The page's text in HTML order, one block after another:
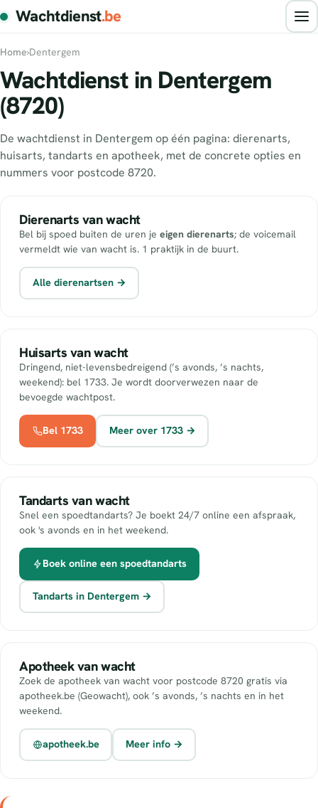
Wachtdienst.be
Home›Dentergem
Wachtdienst in Dentergem
(8720)
De wachtdienst in Dentergem op één pagina: dierenarts,
huisarts, tandarts en apotheek, met de concrete opties en
nummers voor postcode 8720.
Dierenarts van wacht
Bel bij spoed buiten de uren je eigen dierenarts; de voicemail
vermeldt wie van wacht is. 1 praktijk in de buurt.
Alle dierenartsen →
Huisarts van wacht
Dringend, niet-levensbedreigend (’s avonds, ’s nachts,
weekend): bel 1733. Je wordt doorverwezen naar de
bevoegde wachtpost.
Bel 1733 Meer over 1733 →
Tandarts van wacht
Snel een spoedtandarts? Je boekt 24/7 online een afspraak,
ook 's avonds en in het weekend.
Boek online een spoedtandarts
Tandarts in Dentergem →
Apotheek van wacht
Zoek de apotheek van wacht voor postcode 8720 gratis via
apotheek.be (Geowacht), ook ’s avonds, ’s nachts en in het
weekend.
apotheek.be Meer info →